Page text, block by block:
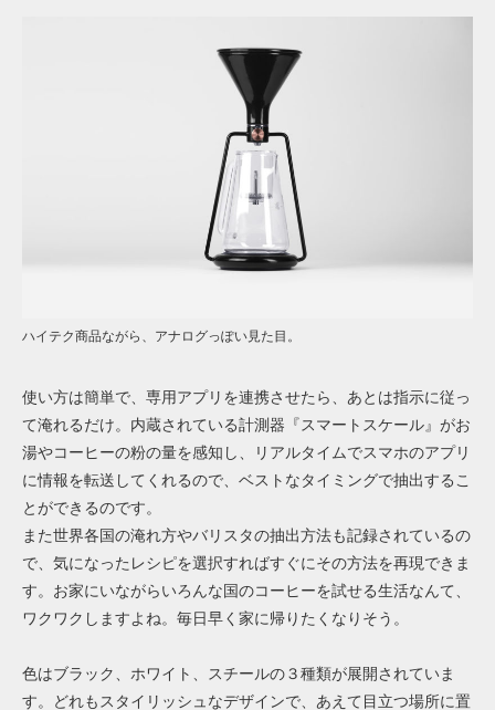
ハイテク商品ながら、アナログっぽい見た目。
使い方は簡単で、専用アプリを連携させたら、あとは指示に従っ
て淹れるだけ。内蔵されている計測器『スマートスケール』がお
湯やコーヒーの粉の量を感知し、リアルタイムでスマホのアプリ
に情報を転送してくれるので、ベストなタイミングで抽出するこ
とができるのです。
また世界各国の淹れ方やバリスタの抽出方法も記録されているの
で、気になったレシピを選択すればすぐにその方法を再現できま
す。お家にいながらいろんな国のコーヒーを試せる生活なんて、
ワクワクしますよね。毎日早く家に帰りたくなりそう。
色はブラック、ホワイト、スチールの３種類が展開されていま
す。どれもスタイリッシュなデザインで、あえて目立つ場所に置